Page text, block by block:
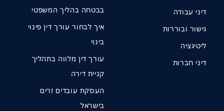
דיני עבודה
גישור ובוררות
ליטיגציה
דיני חברות
בבטחה בהליך המשפטי
איך לבחור עורך דין פינוי
בינוי
עורך דין מלווה בתהליך
קניית דירה
העסקת עובדים זרים
בישראל